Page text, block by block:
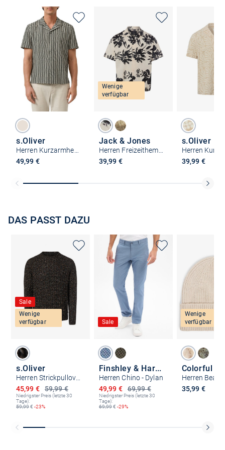
s.Oliver
49,99 €
Wenige
verfügbar
Jack & Jones
39,99 €
s.Oliver
39,99 €
DAS PASST DAZU
Sale
Wenige
verfügbar
s.Oliver
Herren Strickpullover
59,99 €
Ermäßigter Preis
45,99 €
Niedrigster Preis (letzte 30
Tage):
59,99€ -23%
Sale
Finshley & Harding
Herren Chino - Dylan
69,99 €
Ermäßigter Preis
49,99 €
Niedrigster Preis (letzte 30
Tage):
69,99€ -29%
Wenige
verfügbar
35,99 €